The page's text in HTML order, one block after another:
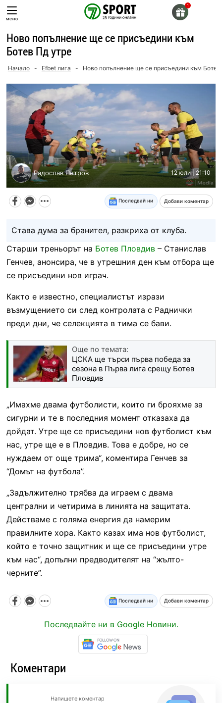
Skip
toменю
Ново попълнение ще се присъедини към
Ботев Пд утре
Начало - Efbet лига - Ново попълнение ще се присъедини към Ботев
Радослав Петров 12 юли | 21:10
Последвай ни Добави коментар
Става дума за бранител, разкриха от клуба.
Старши треньорът на Ботев Пловдив– Станислав
Генчев, анонсира, че в утрешния ден към отбора ще
се присъедини нов играч.
Както е известно, специалистът изрази
възмущението си след контролата с Раднички
преди дни, че селекцията в тима се бави.
Още по темата:
ЦСКА ще търси първа победа за
сезона в Първа лига срещу Ботев
Пловдив
„Имахме двама футболисти, които ги брояхме за
сигурни и те в последния момент отказаха да
дойдат. Утре ще се присъедини нов футболист към
нас, утре ще е в Пловдив. Това е добре, но се
нуждаем от още трима“, коментира Генчев за
“Домът на футбола”.
„Задължително трябва да играем с двама
централни и четирима в линията на защитата.
Действаме с голяма енергия да намерим
правилните хора. Както казах има нов футболист,
който е точно защитник и ще се присъедини утре
към нас“, допълни предводителят на “жълто-
черните”.
Последвай ни Добави коментар
Последвайте ни в Google Новини.
Коментари
Напишете коментар